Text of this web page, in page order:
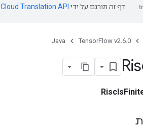
דף זה תורגם על ידי Cloud Translation API
TensorFlow v2.6.0
Java